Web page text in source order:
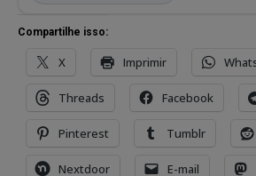
Compartilhe isso:
X Imprimir
Threads Facebook
Pinterest Tumblr
Nextdoor E-mail